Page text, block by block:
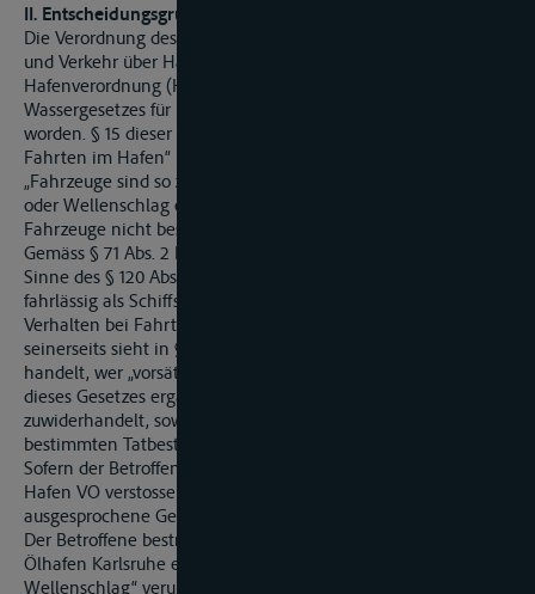
II. Entscheidungsgründe
Die Verordnung des Ministeriums für Wirtschaft, Mittelstand
und Verkehr über Häfen, Lade- und Löschplätze –
Hafenverordnung (Hafen VO) – ist aufgrund des
Wassergesetzes für Baden-Württemberg (WG) erlassen
worden. § 15 dieser Verordnung hat den Titel „Verhalten bei
Fahrten im Hafen“ und lautet wie folgt:
„Fahrzeuge sind so zu bewegen, dass kein schädlicher Sog
oder Wellenschlag entsteht und Hafenanlagen oder andere
Fahrzeuge nicht beschädigt oder gefährdet werden...“
Gemäss § 71 Abs. 2 Hafen VO handelt ordnungswidrig im
Sinne des § 120 Abs. 1 Nr. 20 WG, wer vorsätzlich oder
fahrlässig als Schiffsführer ... „einer Vorschrift des § 15 über das
Verhalten bei Fahrten im Hafen zuwiderhandelt.“ Das WG
seinerseits sieht in § 120 Abs. 2 Nr. 19 vor, dass ordnungswidrig
handelt, wer „vorsätzlich oder fahrlässig ... einer aufgrund
dieses Gesetzes ergangenen Rechtsverordnung
zuwiderhandelt, soweit die Rechtsverordnung für einen
bestimmten Tatbestand auf diese Bussgeldvorschrift verweist“.
Sofern der Betroffene also gegen die Bestimmung von § 15
Hafen VO verstossen hat, ist die vom Rheinschifffahrts-gericht
ausgesprochene Geldbusse nicht zu beanstanden.
Der Betroffene bestreitet, mit seinem Schubverband im
Ölhafen Karlsruhe einen „schädlichen Sog oder
Wellenschlag“ verursacht zu haben. Er führt hierzu